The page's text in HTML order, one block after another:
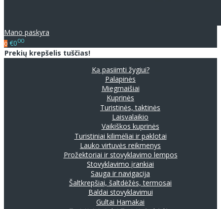
Mano paskyra
0 €000
Prekių krepšelis tuščias!
Ką pasiimti žygiui?
Palapinės
Miegmaišiai
Kuprinės
Turistinės, taktinės
Laisvalaikio
Vaikiškos kuprinės
Turistiniai kilimėliai ir paklotai
Lauko virtuvės reikmenys
Prožektoriai ir stovyklavimo lempos
Stovyklavimo įrankiai
Sauga ir navigacija
Šaltkrepšiai, šaltdėžės, termosai
Baldai stovyklavimui
Gultai Hamakai